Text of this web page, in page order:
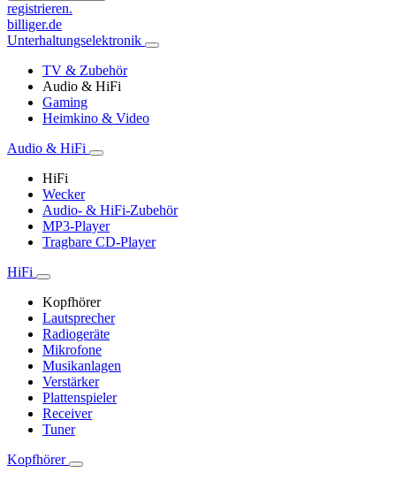
registrieren.
billiger.de
Unterhaltungselektronik
TV & Zubehör
Audio & HiFi
Gaming
Heimkino & Video
Audio & HiFi
HiFi
Wecker
Audio- & HiFi-Zubehör
MP3-Player
Tragbare CD-Player
HiFi
Kopfhörer
Lautsprecher
Radiogeräte
Mikrofone
Musikanlagen
Verstärker
Plattenspieler
Receiver
Tuner
Kopfhörer